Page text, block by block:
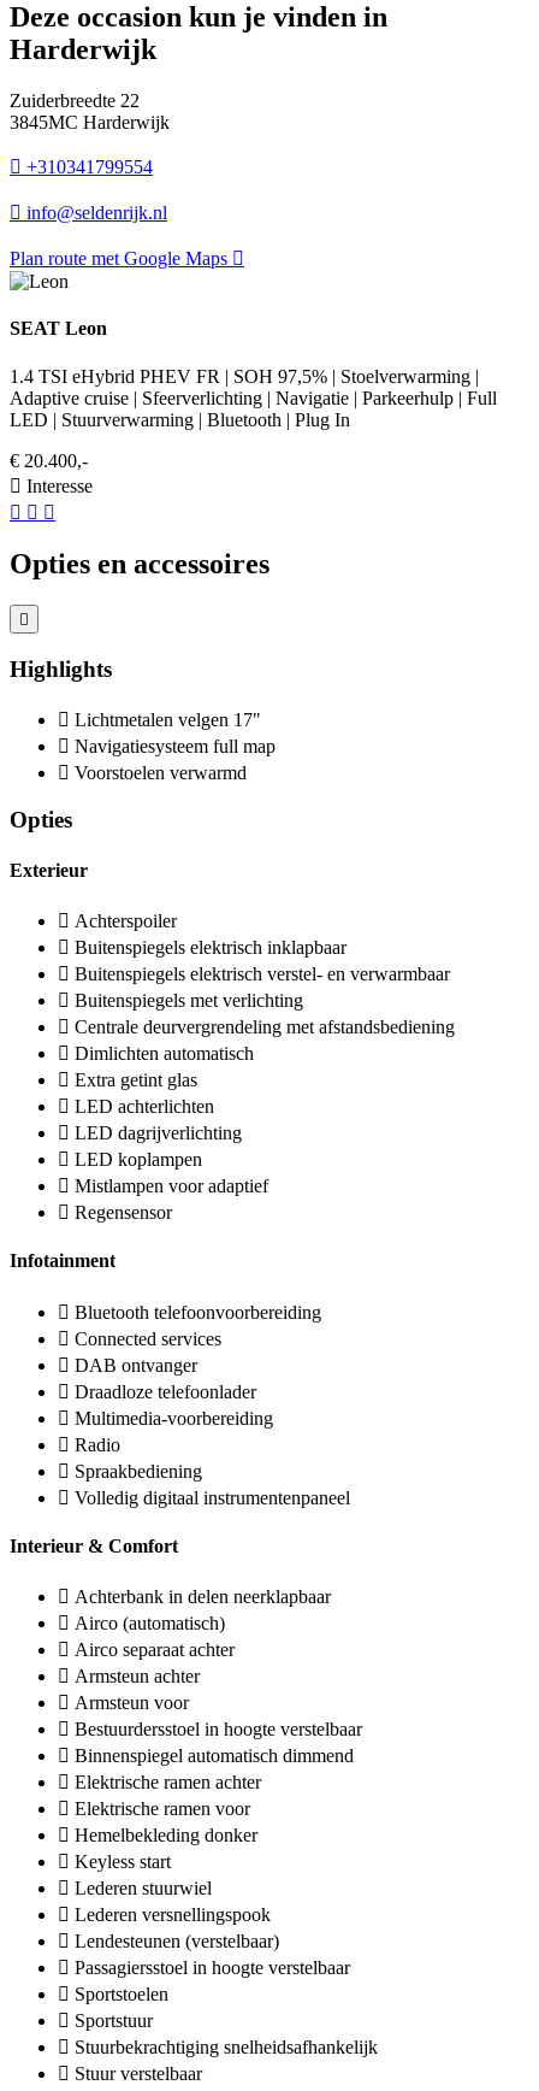
Deze occasion kun je vinden in
Harderwijk
Zuiderbreedte 22
3845MC Harderwijk
+310341799554
info@seldenrijk.nl
Plan route met Google Maps
SEAT Leon
1.4 TSI eHybrid PHEV FR | SOH 97,5% | Stoelverwarming |
Adaptive cruise | Sfeerverlichting | Navigatie | Parkeerhulp | Full
LED | Stuurverwarming | Bluetooth | Plug In
€ 20.400,-
Interesse
Opties en accessoires
Highlights
Lichtmetalen velgen 17"
Navigatiesysteem full map
Voorstoelen verwarmd
Opties
Exterieur
Achterspoiler
Buitenspiegels elektrisch inklapbaar
Buitenspiegels elektrisch verstel- en verwarmbaar
Buitenspiegels met verlichting
Centrale deurvergrendeling met afstandsbediening
Dimlichten automatisch
Extra getint glas
LED achterlichten
LED dagrijverlichting
LED koplampen
Mistlampen voor adaptief
Regensensor
Infotainment
Bluetooth telefoonvoorbereiding
Connected services
DAB ontvanger
Draadloze telefoonlader
Multimedia-voorbereiding
Radio
Spraakbediening
Volledig digitaal instrumentenpaneel
Interieur & Comfort
Achterbank in delen neerklapbaar
Airco (automatisch)
Airco separaat achter
Armsteun achter
Armsteun voor
Bestuurdersstoel in hoogte verstelbaar
Binnenspiegel automatisch dimmend
Elektrische ramen achter
Elektrische ramen voor
Hemelbekleding donker
Keyless start
Lederen stuurwiel
Lederen versnellingspook
Lendesteunen (verstelbaar)
Passagiersstoel in hoogte verstelbaar
Sportstoelen
Sportstuur
Stuurbekrachtiging snelheidsafhankelijk
Stuur verstelbaar